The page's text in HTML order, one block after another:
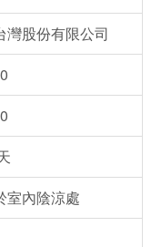
灣股份有限公司
室內陰涼處